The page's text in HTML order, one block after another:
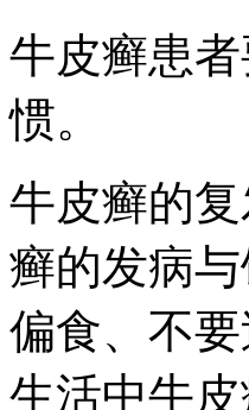
牛皮癣患
惯。
牛皮癣的
癣的发病
偏食、不
生活中牛